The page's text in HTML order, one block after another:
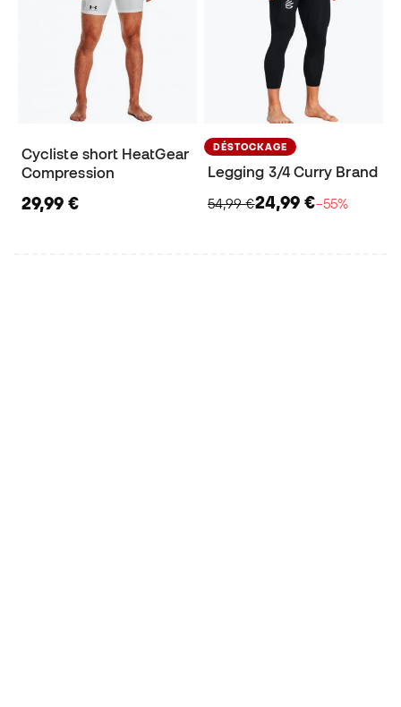
Cycliste short HeatGear
Compression
29,99 €
DÉSTOCKAGE
Legging 3/4 Curry Brand
54,99 €24,99 €−55%